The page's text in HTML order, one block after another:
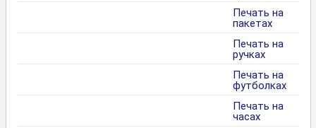
Печать на
пакетах
Печать на
ручках
Печать на
футболках
Печать на
часах